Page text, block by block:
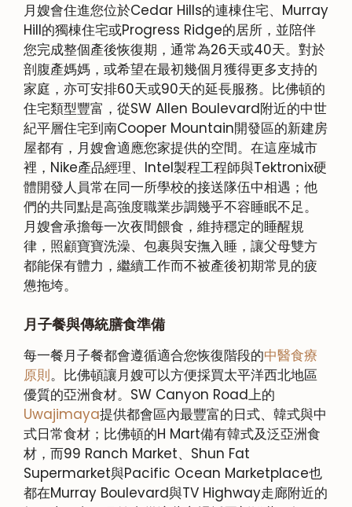
月嫂會住進您位於Cedar Hills的連棟住宅、Murray
Hill的獨棟住宅或Progress Ridge的居所，並陪伴
您完成整個產後恢復期，通常為26天或40天。對於
剖腹產媽媽，或希望在最初幾個月獲得更多支持的
家庭，亦可安排60天或90天的延長服務。比佛頓的
住宅類型豐富，從SW Allen Boulevard附近的中世
紀平層住宅到南Cooper Mountain開發區的新建房
屋都有，月嫂會適應您家提供的空間。在這座城市
裡，Nike產品經理、Intel製程工程師與Tektronix硬
體開發人員常在同一所學校的接送隊伍中相遇；他
們的共同點是高強度職業步調幾乎不容睡眠不足。
月嫂會承擔每一次夜間餵食，維持穩定的睡醒規
律，照顧寶寶洗澡、包裹與安撫入睡，讓父母雙方
都能保有體力，繼續工作而不被產後初期常見的疲
憊拖垮。
月子餐與傳統膳食準備
每一餐月子餐都會遵循適合您恢復階段的中醫食療
原則。比佛頓讓月嫂可以方便採買太平洋西北地區
優質的亞洲食材。SW Canyon Road上的
Uwajimaya提供都會區內最豐富的日式、韓式與中
式日常食材；比佛頓的H Mart備有韓式及泛亞洲食
材，而99 Ranch Market、Shun Fat
Supermarket與Pacific Ocean Marketplace也
都在Murray Boulevard與TV Highway走廊附近的